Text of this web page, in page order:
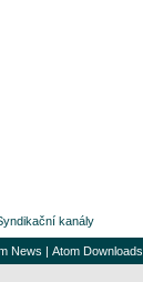
kanály
News | Atom Downloads